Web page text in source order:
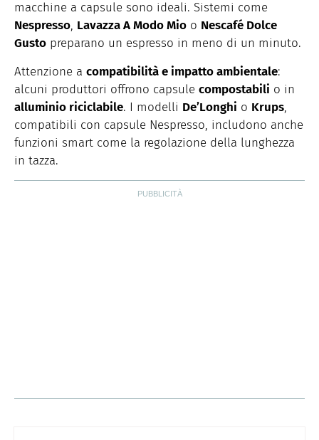
macchine a capsule sono ideali. Sistemi come
Nespresso, Lavazza A Modo Mio o Nescafé Dolce
Gusto preparano un espresso in meno di un minuto.
Attenzione a compatibilità e impatto ambientale:
alcuni produttori offrono capsule compostabili o in
alluminio riciclabile. I modelli De’Longhi o Krups,
compatibili con capsule Nespresso, includono anche
funzioni smart come la regolazione della lunghezza
in tazza.